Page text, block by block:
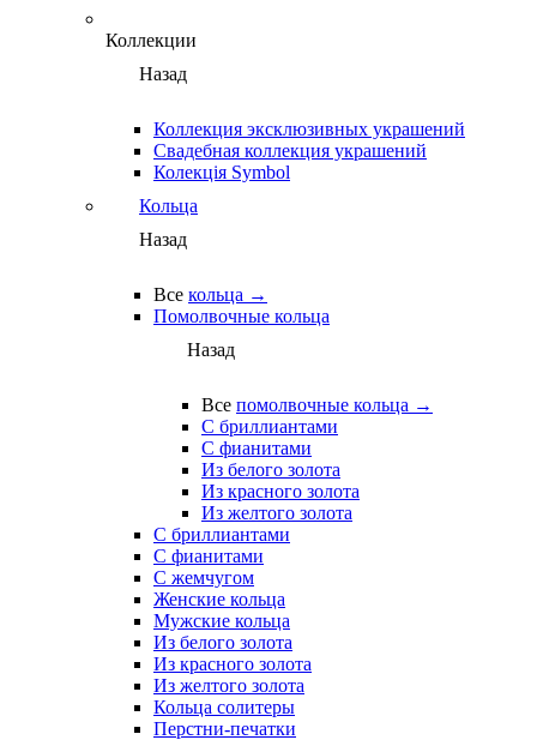
Коллекции
Назад
Коллекция эксклюзивных украшений
Свадебная коллекция украшений
Колекція Symbol
Кольца
Назад
Все кольца →
Помолвочные кольца
Назад
Все помолвочные кольца →
С бриллиантами
С фианитами
Из белого золота
Из красного золота
Из желтого золота
С бриллиантами
С фианитами
С жемчугом
Женские кольца
Мужские кольца
Из белого золота
Из красного золота
Из желтого золота
Кольца солитеры
Перстни-печатки